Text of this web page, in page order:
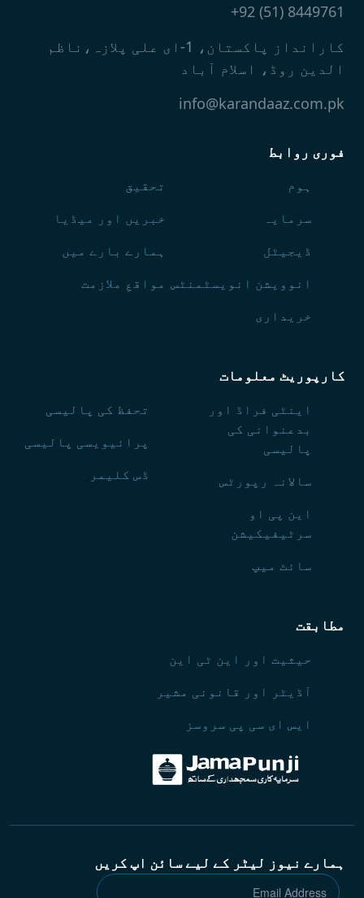
8449761 (51) 92+
کارانداز پاکستان، 1-ای علی پلازہ،ناظم
الدین روڈ، اسلام آباد
info@karandaaz.com.pk
فوری روابط
ہوم
تحقیق
سرمایہ
خبریں اور میڈیا
ڈیجیٹل
ہمارے بارے میں
انوویشن انویسٹمنٹس مواقعِ ملازمت
خریداری
کارپوریٹ معلومات
اینٹی فراڈ اور
بدعنوانی کی
پالیسی
سالانہ رپورٹس
این پی او
سرٹیفیکیشن
سائٹ میپ
تحفظ کی پالیسی
پرائیویسی پالیسی
ڈس کلیمر
مطابقت
حیثیت اور این ٹی این
آڈیٹر اور قانونی مشیر
ایس ای سی پی سروسز
ہمارے نیوز لیٹر کے لیے سائن اپ کریں